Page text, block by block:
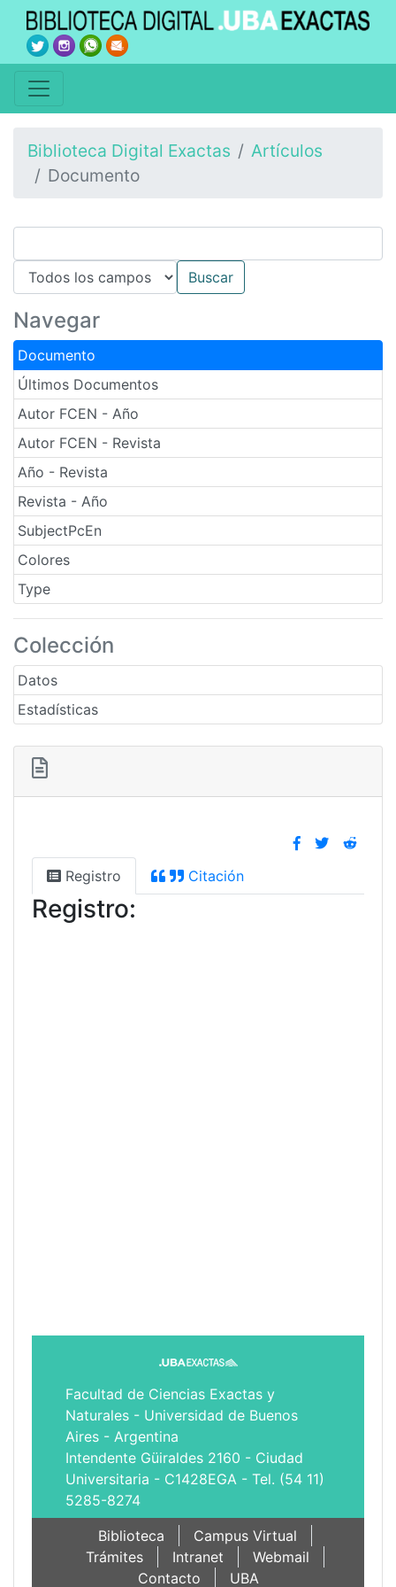
Biblioteca Digital Exactas
Artículos
Documento
Navegar
Documento
Últimos Documentos
Autor FCEN - Año
Autor FCEN - Revista
Año - Revista
Revista - Año
SubjectPcEn
Colores
Type
Colección
Datos
Estadísticas
Registro Citación
Registro:
Facultad de Ciencias Exactas y
Naturales - Universidad de Buenos
Aires - Argentina
Intendente Güiraldes 2160 - Ciudad
Universitaria - C1428EGA - Tel. (54 11)
5285-8274
Biblioteca
Campus Virtual
Trámites
Intranet
Webmail
Contacto
UBA